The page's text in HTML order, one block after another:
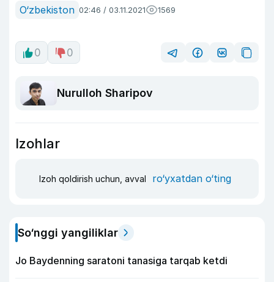
O‘zbekiston 02:46 / 03.11.2021 1569
0 0
Nurulloh Sharipov
Izohlar
Izoh qoldirish uchun, avval ro‘yxatdan o‘ting
So‘nggi yangiliklar
Jo Baydenning saratoni tanasiga tarqab ketdi